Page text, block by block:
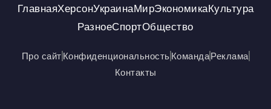
ГлавнаяХерсонУкраинаМирЭкономикаКультура
РазноеСпортОбщество
Про сайтКонфиденциональностьКомандаРеклама
Контакты